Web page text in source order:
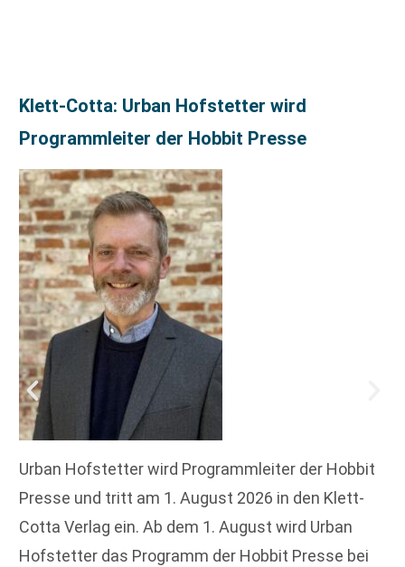
Klett-Cotta: Urban Hofstetter wird
Programmleiter der Hobbit Presse
Urban Hofstetter wird Programmleiter der Hobbit
Presse und tritt am 1. August 2026 in den Klett-
Cotta Verlag ein. Ab dem 1. August wird Urban
Hofstetter das Programm der Hobbit Presse bei